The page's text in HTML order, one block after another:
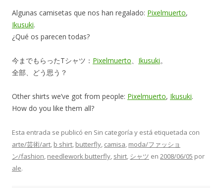
Algunas camisetas que nos han regalado: Pixelmuerto,
Ikusuki.
¿Qué os parecen todas?
今までもらったTシャツ： Pixelmuerto、 Ikusuki。
全部、どう思う？
Other shirts we’ve got from people: Pixelmuerto, Ikusuki.
How do you like them all?
Esta entrada se publicó en Sin categoría y está etiquetada con
arte/芸術/art, b shirt, butterfly, camisa, moda/ファッショ
ン/fashion, needlework butterfly, shirt, シャツ en 2008/06/05 por
ale.